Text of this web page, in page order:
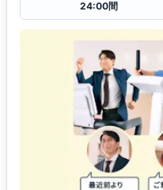
24:00間